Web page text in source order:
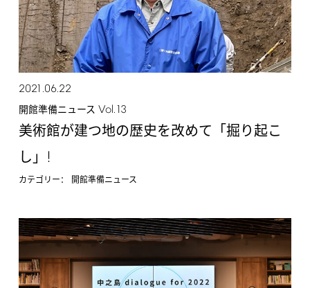
2021.06.22
開館準備ニュース Vol.13
美術館が建つ地の歴史を改めて「掘り起こ
し」 !
カテゴリー： 開館準備ニュース